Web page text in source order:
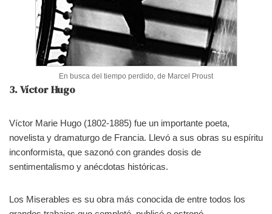
En busca del tiempo perdido, de Marcel Proust
3. Víctor Hugo
Víctor Marie Hugo (1802-1885) fue un importante poeta,
novelista y dramaturgo de Francia. Llevó a sus obras su espíritu
inconformista, que sazonó con grandes dosis de
sentimentalismo y anécdotas históricas.
Los Miserables es su obra más conocida de entre todos los